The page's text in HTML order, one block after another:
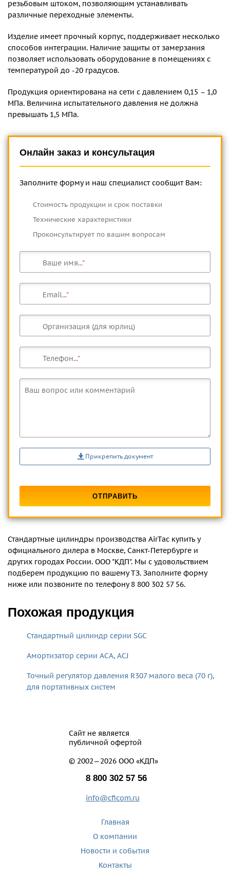
резьбовым штоком, позволяющим устанавливать
различные переходные элементы.
Изделие имеет прочный корпус, поддерживает несколько
способов интеграции. Наличие защиты от замерзания
позволяет использовать оборудование в помещениях с
температурой до -20 градусов.
Продукция ориентирована на сети с давлением 0,15 – 1,0
МПа. Величина испытательного давления не должна
превышать 1,5 МПа.
Онлайн заказ и консультация
Заполните форму и наш специалист сообщит Вам:
Cтоимость продукции и срок поставки
Технические характеристики
Проконсультирует по вашим вопросам
Ваше имя...
Email...
Организация (для юрлиц)
Телефон...
Ваш вопрос или комментарий
Прикрепить документ
Стандартные цилиндры производства AirTac купить у
официального дилера в Москве, Санкт-Петербурге и
других городах России. ООО "КДП". Мы с удовольствием
подберем продукцию по вашему ТЗ. Заполните форму
ниже или позвоните по телефону 8 800 302 57 56.
Похожая продукция
Стандартный цилиндр серии SGC
Амортизатор серии ACA, ACJ
Точный регулятор давления R307 малого веса (70 г),
для портативных систем
Сайт не является
публичной офертой
© 2002—2026 ООО «КДП»
8 800 302 57 56
info@cficom.ru
Главная
О компании
Новости и события
Контакты